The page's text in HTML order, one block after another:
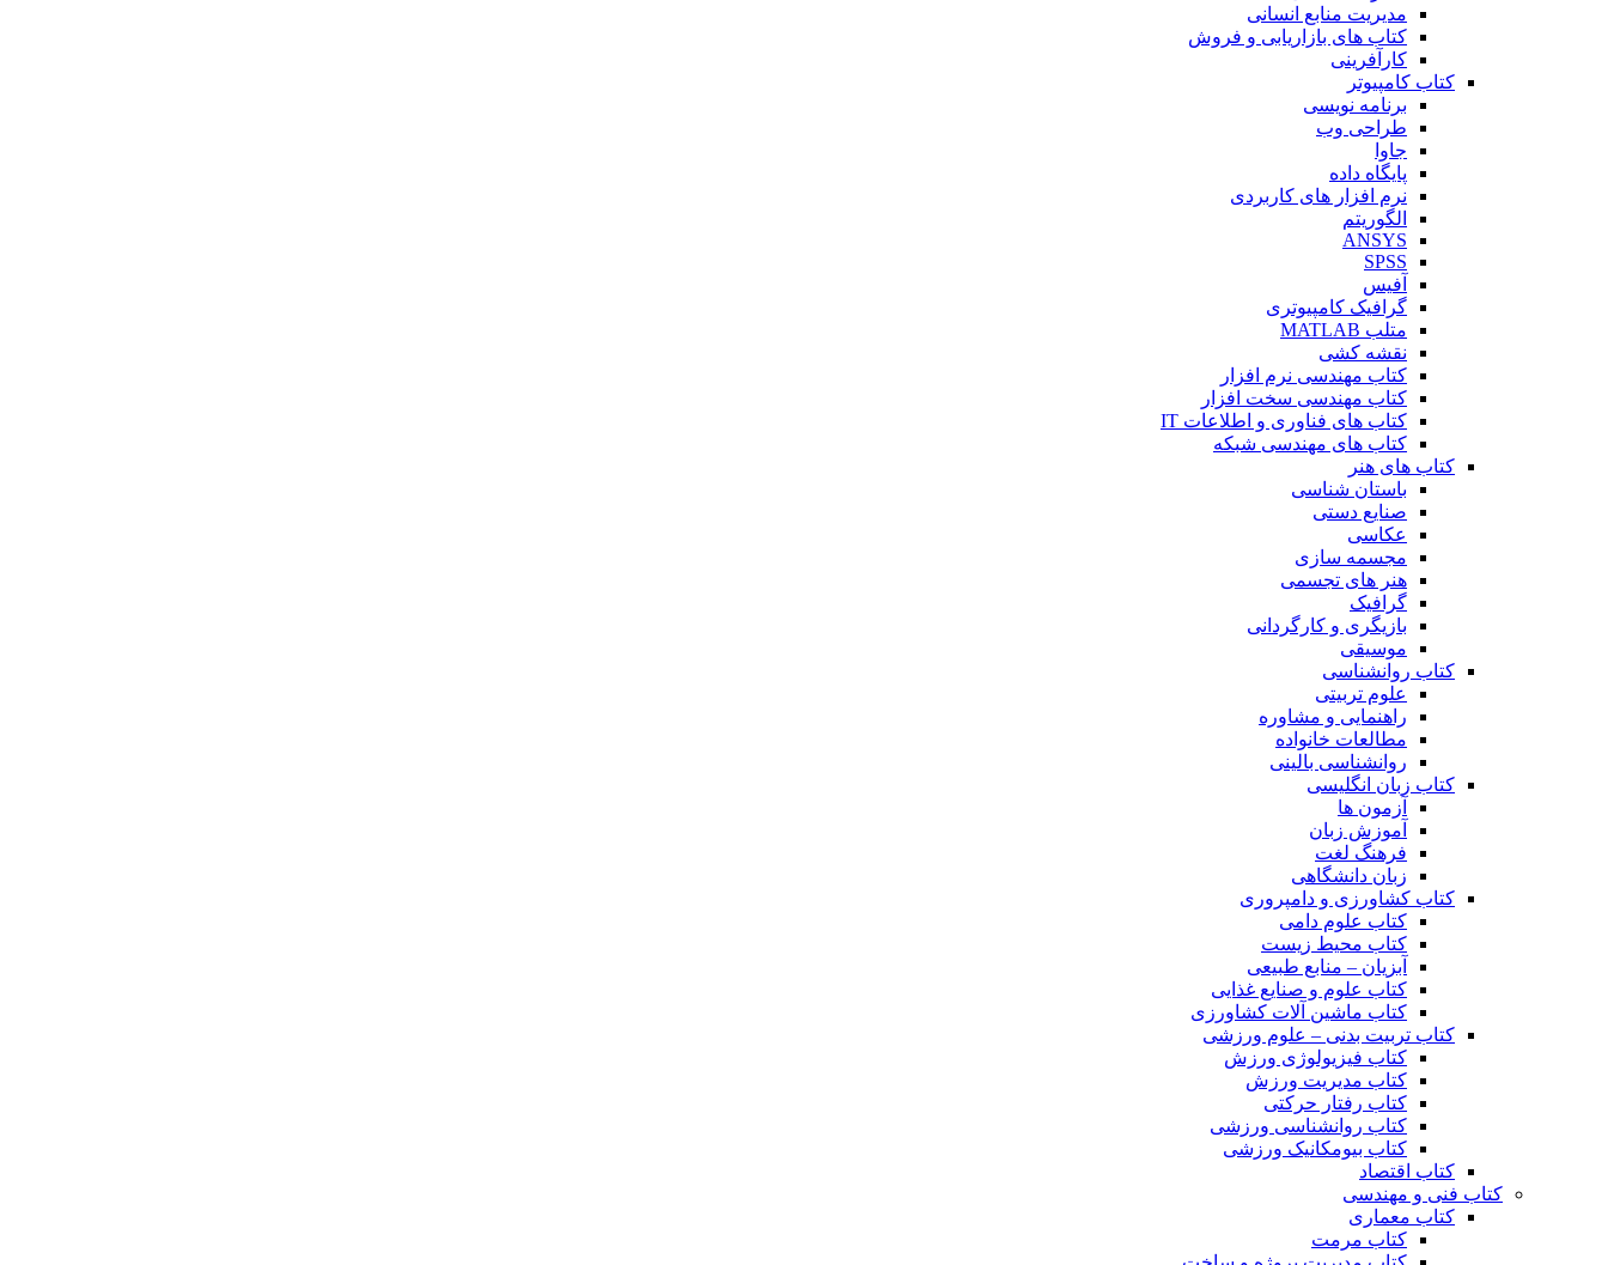
مدیریت منابع انسانی
کتاب های بازاریابی و فروش
کارآفرینی
کتاب کامپیوتر
برنامه نویسی
طراحی وب
جاوا
پایگاه داده
نرم افزار های کاربردی
الگوریتم
ANSYS
SPSS
آفیس
گرافیک کامپیوتری
متلب MATLAB
نقشه کشی
کتاب مهندسی نرم افزار
کتاب مهندسی سخت افزار
کتاب های فناوری و اطلاعات IT
کتاب های مهندسی شبکه
کتاب های هنر
باستان شناسی
صنایع دستی
عکاسی
مجسمه سازی
هنر های تجسمی
گرافیک
بازیگری و کارگردانی
موسیقی
کتاب روانشناسی
علوم تربیتی
راهنمایی و مشاوره
مطالعات خانواده
روانشناسی بالینی
کتاب زبان انگلیسی
آزمون ها
آموزش زبان
فرهنگ لغت
زبان دانشگاهی
کتاب کشاورزی و دامپروری
کتاب علوم دامی
کتاب محیط زیست
آبزیان – منابع طبیعی
کتاب علوم و صنایع غذایی
کتاب ماشین آلات کشاورزی
کتاب تربیت بدنی – علوم ورزشی
کتاب فیزیولوژی ورزش
کتاب مدیریت ورزش
کتاب رفتار حرکتی
کتاب روانشناسی ورزشی
کتاب بیومکانیک ورزشی
کتاب اقتصاد
کتاب فنی و مهندسی
کتاب معماری
کتاب مرمت